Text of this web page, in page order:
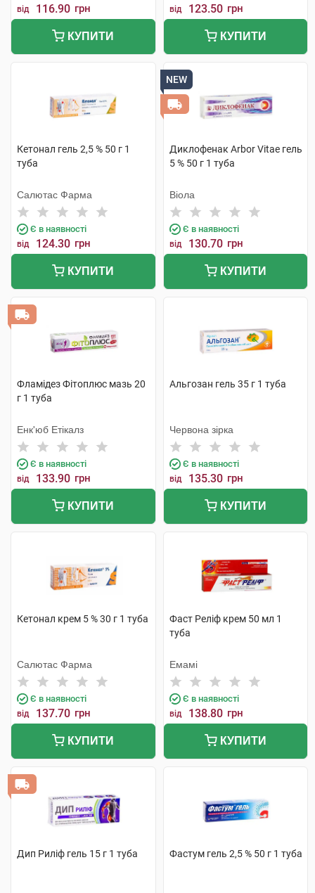
від 116.90 грн
КУПИТИ
від 123.50 грн
КУПИТИ
Кетонал гель 2,5 % 50 г 1
туба
Салютас Фарма
Є в наявності
від 124.30 грн
КУПИТИ
NEW
Диклофенак Arbor Vitae гель
5 % 50 г 1 туба
Віола
Є в наявності
від 130.70 грн
КУПИТИ
Фламідез Фітоплюс мазь 20
г 1 туба
Енк'юб Етікалз
Є в наявності
від 133.90 грн
КУПИТИ
Альгозан гель 35 г 1 туба
Червона зірка
Є в наявності
від 135.30 грн
КУПИТИ
Кетонал крем 5 % 30 г 1 туба
Салютас Фарма
Є в наявності
від 137.70 грн
КУПИТИ
Фаст Реліф крем 50 мл 1
туба
Емамі
Є в наявності
від 138.80 грн
КУПИТИ
Дип Риліф гель 15 г 1 туба Фастум гель 2,5 % 50 г 1 туба